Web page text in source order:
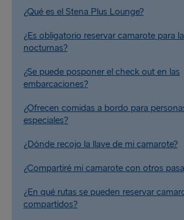
¿Qué es el Stena Plus Lounge?
¿Es obligatorio reservar camarote para
nocturnas?
¿Se puede posponer el check out en las
embarcaciones?
¿Ofrecen comidas a bordo para
especiales?
¿Dónde recojo la llave de mi camarote?
¿Compartiré mi camarote con otros
¿En qué rutas se pueden reservar
compartidos?